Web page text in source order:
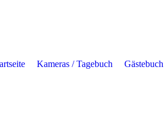
Kameras / Tagebuch Gästebuch